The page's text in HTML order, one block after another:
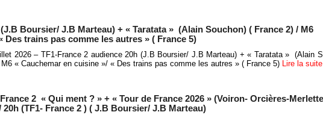
Boursier/ J.B Marteau) + « Taratata » (Alain Souchon) ( France 2) / M6
Des trains pas comme les autres » ( France 5)
2026 – TF1-France 2 audience 20h (J.B Boursier/ J.B Marteau) + « Taratata » (Alain
M6 « Cauchemar en cuisine »/ « Des trains pas comme les autres » ( France 5) Lire la
2 « Qui ment ? » + « Tour de France 2026 » (Voiron- Orcières-
20h (TF1- France 2 ) ( J.B Boursier/ J.B Marteau)